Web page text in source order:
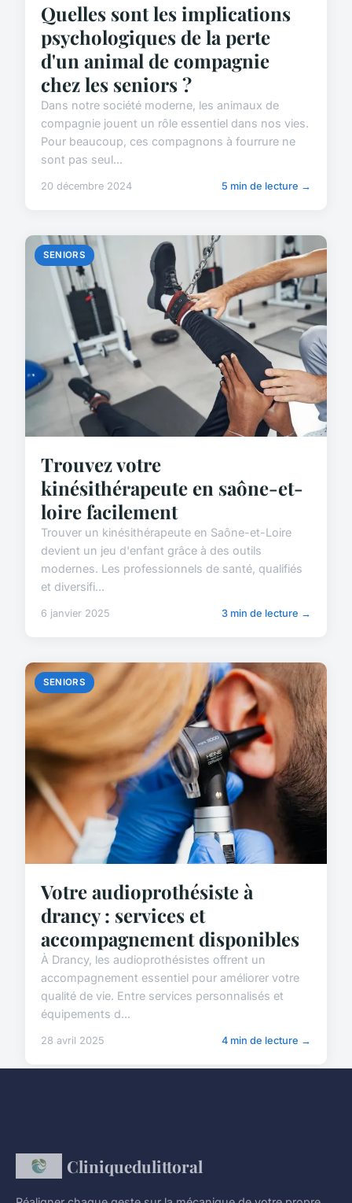
Quelles sont les implications
psychologiques de la perte
d'un animal de compagnie
chez les seniors ?
Dans notre société moderne, les animaux de
compagnie jouent un rôle essentiel dans nos vies.
Pour beaucoup, ces compagnons à fourrure ne
sont pas seul...
20 décembre 2024 5 min de lecture →
SENIORS
Trouvez votre
kinésithérapeute en saône-et-
loire facilement
Trouver un kinésithérapeute en Saône-et-Loire
devient un jeu d'enfant grâce à des outils
modernes. Les professionnels de santé, qualifiés
et diversifi...
6 janvier 2025 3 min de lecture →
SENIORS
Votre audioprothésiste à
drancy : services et
accompagnement disponibles
À Drancy, les audioprothésistes offrent un
accompagnement essentiel pour améliorer votre
qualité de vie. Entre services personnalisés et
équipements d...
28 avril 2025 4 min de lecture →
Cliniquedulittoral